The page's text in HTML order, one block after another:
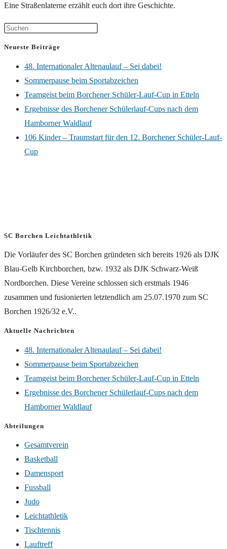
Eine Straßenlaterne erzählt euch dort ihre Geschichte.
Neueste Beiträge
48. Internationaler Altenaulauf – Sei dabei!
Sommerpause beim Sportabzeichen
Teamgeist beim Borchener Schüler-Lauf-Cup in Etteln
Ergebnisse des Borchener Schülerlauf-Cups nach dem
Hamborner Waldlauf
106 Kinder – Traumstart für den 12. Borchener Schüler-Lauf-
Cup
SC Borchen Leichtathletik
Die Vorläufer des SC Borchen gründeten sich bereits 1926 als DJK
Blau-Gelb Kirchborchen, bzw. 1932 als DJK Schwarz-Weiß
Nordborchen. Diese Vereine schlossen sich erstmals 1946
zusammen und fusionierten letztendlich am 25.07.1970 zum SC
Borchen 1926/32 e.V..
Aktuelle Nachrichten
48. Internationaler Altenaulauf – Sei dabei!
Sommerpause beim Sportabzeichen
Teamgeist beim Borchener Schüler-Lauf-Cup in Etteln
Ergebnisse des Borchener Schülerlauf-Cups nach dem
Hamborner Waldlauf
Abteilungen
Gesamtverein
Basketball
Damensport
Fussball
Judo
Leichtathletik
Tischtennis
Lauftreff